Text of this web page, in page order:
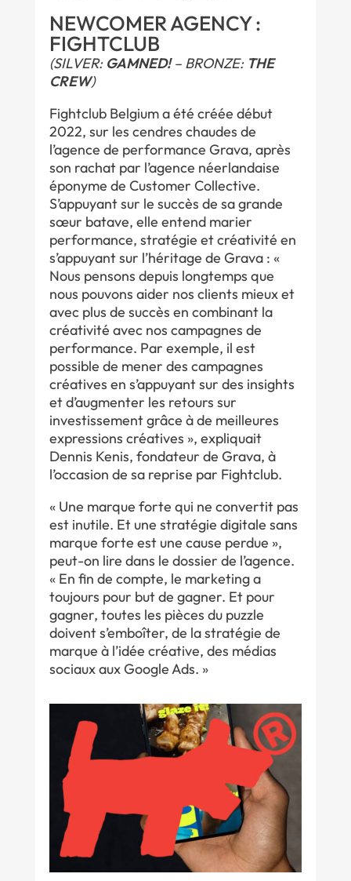
NEWCOMER AGENCY :
FIGHTCLUB
(SILVER: GAMNED!– BRONZE: THE
CREW)
Fightclub Belgium a été créée début
2022, sur les cendres chaudes de
l’agence de performance Grava, après
son rachat par l’agence néerlandaise
éponyme de Customer Collective.
S’appuyant sur le succès de sa grande
sœur batave, elle entend marier
performance, stratégie et créativité en
s’appuyant sur l’héritage de Grava : «
Nous pensons depuis longtemps que
nous pouvons aider nos clients mieux et
avec plus de succès en combinant la
créativité avec nos campagnes de
performance. Par exemple, il est
possible de mener des campagnes
créatives en s’appuyant sur des insights
et d’augmenter les retours sur
investissement grâce à de meilleures
expressions créatives », expliquait
Dennis Kenis, fondateur de Grava, à
l’occasion de sa reprise par Fightclub.
« Une marque forte qui ne convertit pas
est inutile. Et une stratégie digitale sans
marque forte est une cause perdue »,
peut-on lire dans le dossier de l’agence.
« En fin de compte, le marketing a
toujours pour but de gagner. Et pour
gagner, toutes les pièces du puzzle
doivent s’emboîter, de la stratégie de
marque à l’idée créative, des médias
sociaux aux Google Ads. »